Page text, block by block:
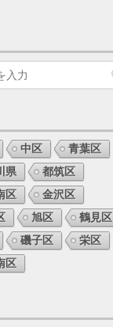
中区
青葉区
県
都筑区
区
金沢区
旭区
鶴見区
磯子区
栄区
区